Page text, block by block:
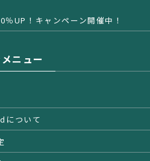
％UP！キャンペーン開催中！
ニュー
について